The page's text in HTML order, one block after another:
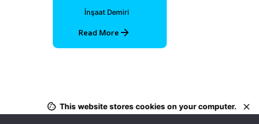
İnşaat Demiri
Read More
This website stores cookies on your computer.